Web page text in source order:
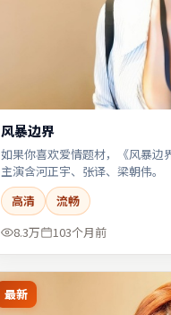
风暴边界
如果你喜欢爱情题材，《风暴边
主演含河正宇、张译、梁朝伟。
高清
流畅
8.3万
103个月前
最新